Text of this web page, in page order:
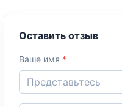
Оставить отзыв
Ваше имя *